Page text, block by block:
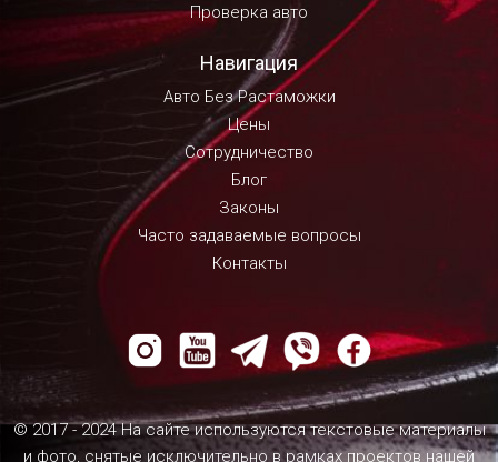
Проверка авто
Навигация
Авто Без Растаможки
Цены
Сотрудничество
Блог
Законы
Часто задаваемые вопросы
Контакты
© 2017 - 2024 На сайте используются текстовые материалы
и фото, снятые исключительно в рамках проектов нашей